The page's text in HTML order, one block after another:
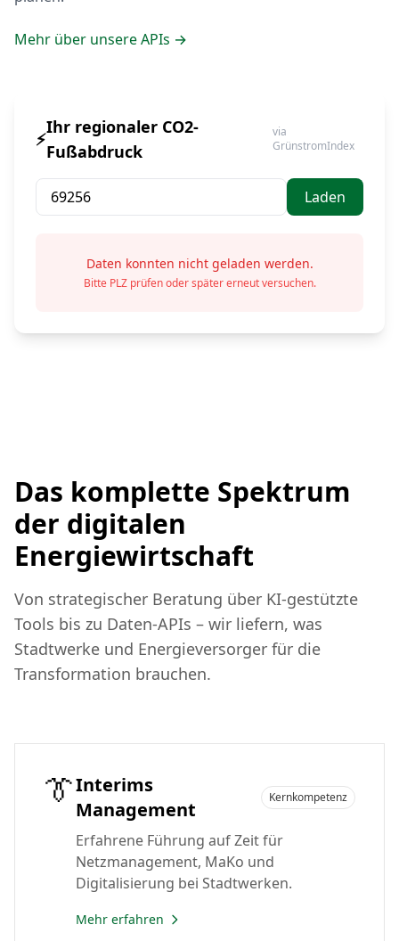
Mehr über unsere APIs →
⚡
Ihr regionaler CO2-
Fußabdruck
via
GrünstromIndex
Laden
Daten konnten nicht geladen werden.
Bitte PLZ prüfen oder später erneut versuchen.
Das komplette Spektrum
der digitalen
Energiewirtschaft
Von strategischer Beratung über KI-gestützte
Tools bis zu Daten-APIs – wir liefern, was
Stadtwerke und Energieversorger für die
Transformation brauchen.
👔Interims
Management
Kernkompetenz
Erfahrene Führung auf Zeit für
Netzmanagement, MaKo und
Digitalisierung bei Stadtwerken.
Mehr erfahren